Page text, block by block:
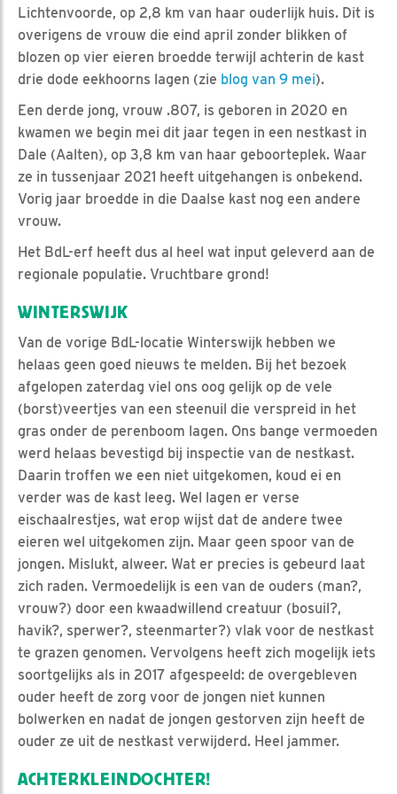
Lichtenvoorde, op 2,8 km van haar ouderlijk huis. Dit is
overigens de vrouw die eind april zonder blikken of
blozen op vier eieren broedde terwijl achterin de kast
drie dode eekhoorns lagen (zie blog van 9 mei).
Een derde jong, vrouw .807, is geboren in 2020 en
kwamen we begin mei dit jaar tegen in een nestkast in
Dale (Aalten), op 3,8 km van haar geboorteplek. Waar
ze in tussenjaar 2021 heeft uitgehangen is onbekend.
Vorig jaar broedde in die Daalse kast nog een andere
vrouw.
Het BdL-erf heeft dus al heel wat input geleverd aan de
regionale populatie. Vruchtbare grond!
WINTERSWIJK
Van de vorige BdL-locatie Winterswijk hebben we
helaas geen goed nieuws te melden. Bij het bezoek
afgelopen zaterdag viel ons oog gelijk op de vele
(borst)veertjes van een steenuil die verspreid in het
gras onder de perenboom lagen. Ons bange vermoeden
werd helaas bevestigd bij inspectie van de nestkast.
Daarin troffen we een niet uitgekomen, koud ei en
verder was de kast leeg. Wel lagen er verse
eischaalrestjes, wat erop wijst dat de andere twee
eieren wel uitgekomen zijn. Maar geen spoor van de
jongen. Mislukt, alweer. Wat er precies is gebeurd laat
zich raden. Vermoedelijk is een van de ouders (man?,
vrouw?) door een kwaadwillend creatuur (bosuil?,
havik?, sperwer?, steenmarter?) vlak voor de nestkast
te grazen genomen. Vervolgens heeft zich mogelijk iets
soortgelijks als in 2017 afgespeeld: de overgebleven
ouder heeft de zorg voor de jongen niet kunnen
bolwerken en nadat de jongen gestorven zijn heeft de
ouder ze uit de nestkast verwijderd. Heel jammer.
ACHTERKLEINDOCHTER!